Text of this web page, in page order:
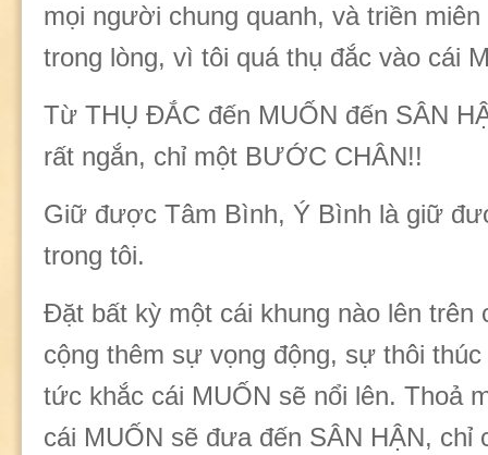
mọi người chung quanh, và triền
trong lòng, vì tôi quá thụ đắc vào cái
Từ THỤ ĐẮC đến MUỐN đến SÂN
rất ngắn, chỉ một BƯỚC CHÂN!!
Giữ được Tâm Bình, Ý Bình là giữ
trong tôi.
Đặt bất kỳ một cái khung nào lên trên
cộng thêm sự vọng động, sự thôi
tức khắc cái MUỐN sẽ nổi lên. Thoả
cái MUỐN sẽ đưa đến SÂN HẬN, chỉ